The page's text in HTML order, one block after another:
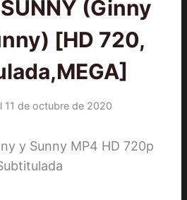
(Ginny
[HD 720,
11 de octubre de 2020